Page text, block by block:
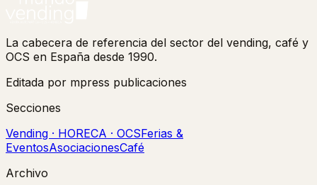
La cabecera de referencia del sector del vending, café y
OCS en España desde 1990.
Editada por mpress publicaciones
Secciones
Vending · HORECA · OCSFerias &
EventosAsociacionesCafé
Archivo